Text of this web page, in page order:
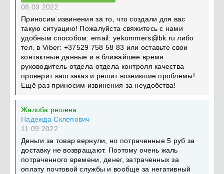
08.09.2022
Приносим извинения за то, что создали для вас
такую ситуацию! Пожалуйста свяжитесь с нами
удобным способом: email: yekommers@bk.ru либо
тел. в Viber: +37529 758 58 83 или оставьте свои
контактные данные и в ближайшее время
руководитель отдела отдела контроля качества
проверит ваш заказ и решит возникшие проблемы!
Ещё раз приносим извинения за неудобства!
Жалоба решена
Надежда Склепович
11.09.2022
Деньги за товар вернули, но потраченные 5 руб за
доставку не возвращают. Поэтому очень жаль
потраченного времени, денег, затраченных за
оплату почтовой службы и вообще за негативный